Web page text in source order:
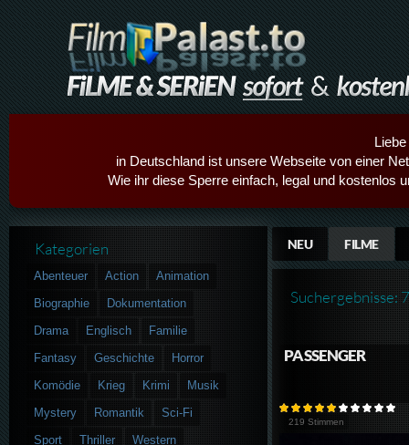
in Deutschland ist unsere Webseite von einer
Wie ihr diese Sperre einfach, legal und kostenlos
NEU FILME
Suchergebnisse: 7
PASSENGER
219 Stimmen
Kategorien
Abenteuer Action
Animation
Biographie
Dokumentation
Drama
Englisch
Familie
Fantasy
Geschichte
Horror
Komödie
Krieg Krimi
Musik
Mystery
Romantik
Sci-Fi
Sport
Thriller
Western